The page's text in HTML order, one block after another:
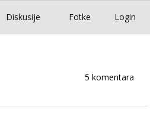
Login
Diskusije Fotke
5 komentara